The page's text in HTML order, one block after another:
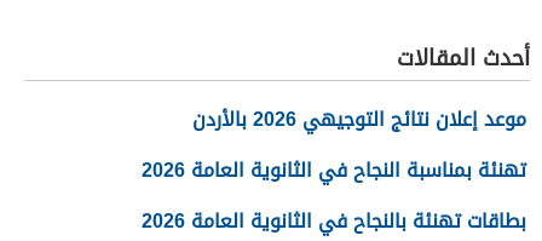
أحدث المقالات
موعد إعلان نتائج التوجيهي 2026 بالأردن
تهنئة بمناسبة النجاح في الثانوية العامة 2026
بطاقات تهنئة بالنجاح في الثانوية العامة 2026